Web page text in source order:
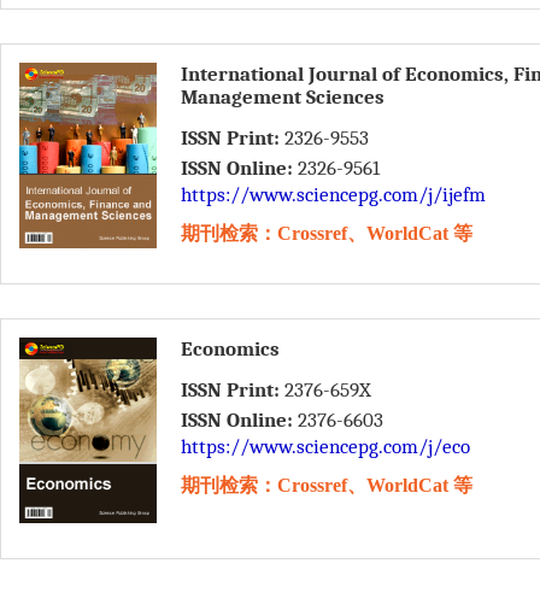
International Journal of Economics,
Management Sciences
ISSN Print: 2326-9553
ISSN Online: 2326-9561
https://www.sciencepg.com/j/ijefm
期刊检索：Crossref、WorldCat 等
Economics
ISSN Print: 2376-659X
ISSN Online: 2376-6603
https://www.sciencepg.com/j/eco
期刊检索：Crossref、WorldCat 等